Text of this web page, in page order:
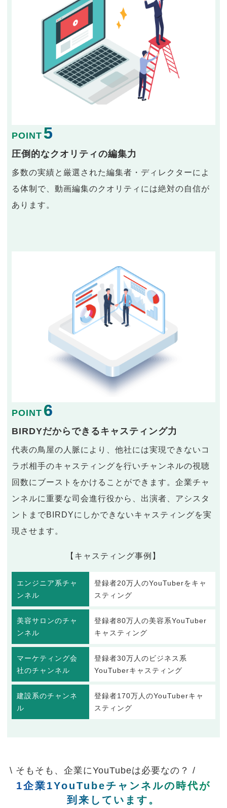
POINT 5
圧倒的なクオリティの編集力
多数の実績と厳選された編集者・ディレクターによ
る体制で、動画編集のクオリティには絶対の自信が
あります。
POINT 6
BIRDYだからできるキャスティング力
代表の鳥屋の人脈により、他社には実現できないコ
ラボ相手のキャスティングを行いチャンネルの視聴
回数にブーストをかけることができます。企業チャ
ンネルに重要な司会進行役から、出演者、アシスタ
ントまでBIRDYにしかできないキャスティングを実
現させます。
【キャスティング事例】
エンジニア系チャ
ンネル
登録者20万人のYouTuberをキャ
スティング
美容サロンのチャ
ンネル
登録者80万人の美容系YouTuber
キャスティング
マーケティング会
社のチャンネル
登録者30万人のビジネス系
YouTuberキャスティング
建設系のチャンネ
ル
登録者170万人のYouTuberキャ
スティング
\ そもそも、企業にYouTubeは必要なの？ /
1企業1YouTubeチャンネルの時代が
到来しています。